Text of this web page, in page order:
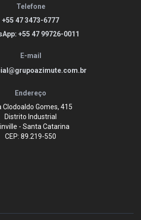
Telefone
+55 47 3473-6777
+55 47 99726-0011
E-mail
Endereço
Clodoaldo Gomes, 415
Distrito Industrial
- Santa Catarina
CEP: 89.219-550